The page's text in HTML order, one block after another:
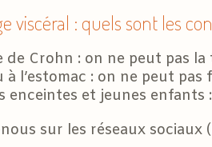
viscéral : quels sont les
de Crohn : on ne peut pas
à l’estomac : on ne peut pas
enceintes et jeunes enfants
sur les réseaux sociaux (